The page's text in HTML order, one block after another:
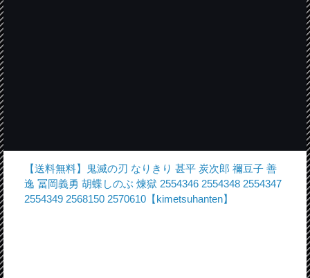
【送料無料】鬼滅の刃 なりきり 甚平 炭次郎 禰豆子 善
逸 冨岡義勇 胡蝶しのぶ 煉獄 2554346 2554348 2554347
2554349 2568150 2570610【kimetsuhanten】